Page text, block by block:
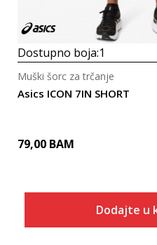
Dostupno boja:1
Asics ICON 7IN SHORT
Muški šorc za trčanje
79,00 BAM
Dodajte u